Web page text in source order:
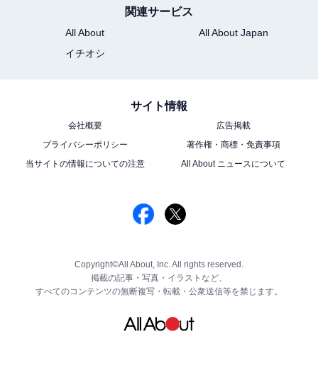
関連サービス
All About
All About Japan
イチオシ
サイト情報
会社概要
広告掲載
プライバシーポリシー
著作権・商標・免責事項
当サイトの情報についての注意
All About ニュースについて
Copyright©All About, Inc. All rights reserved.
掲載の記事・写真・イラストなど、
すべてのコンテンツの無断複写・転載・公衆送信等を禁じます。